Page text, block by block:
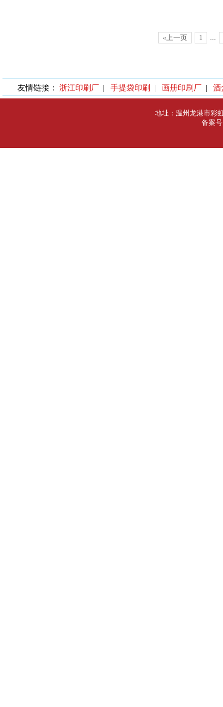
«上一页 1
友情链接： 浙江印刷厂 | 手提袋印刷 | 画册印刷厂 | 酒
地址：温州龙港市彩
备案